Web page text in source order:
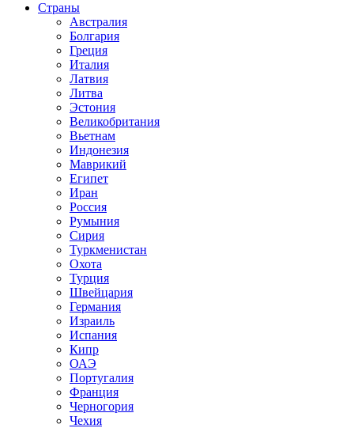
Страны
Австралия
Болгария
Греция
Италия
Латвия
Литва
Эстония
Великобритания
Вьетнам
Индонезия
Маврикий
Египет
Иран
Россия
Румыния
Сирия
Туркменистан
Охота
Турция
Швейцария
Германия
Израиль
Испания
Кипр
ОАЭ
Португалия
Франция
Черногория
Чехия